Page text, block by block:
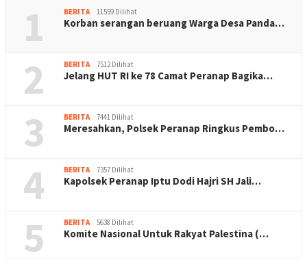
1 BERITA 11559 Dilihat
Korban serangan beruang Warga Desa Panda…
2 BERITA 7512 Dilihat
Jelang HUT RI ke 78 Camat Peranap Bagika…
3 BERITA 7441 Dilihat
Meresahkan, Polsek Peranap Ringkus Pembo…
4 BERITA 7357 Dilihat
Kapolsek Peranap Iptu Dodi Hajri SH Jali…
5 BERITA 5638 Dilihat
Komite Nasional Untuk Rakyat Palestina (…